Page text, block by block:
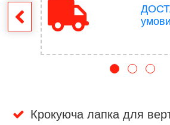
Крокуюча лапка для